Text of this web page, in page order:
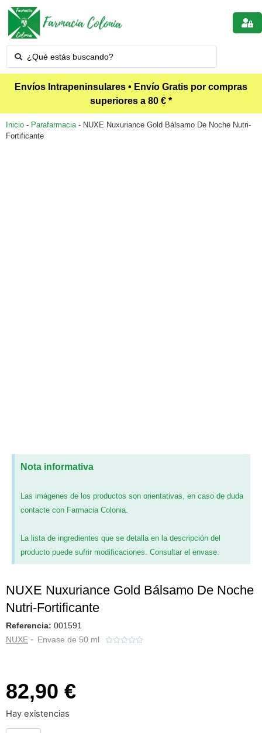
Envíos Intrapeninsulares • Envío Gratis por compras
superiores a 80 € *
Inicio - Parafarmacia- NUXE Nuxuriance Gold Bálsamo De Noche Nutri-
Fortificante
Nota informativa
Las imágenes de los productos son orientativas, en caso de duda
contacte con Farmacia Colonia.
La lista de ingredientes que se detalla en la descripción del
producto puede sufrir modificaciones. Consultar el envase.
NUXE Nuxuriance Gold Bálsamo De Noche
Nutri-Fortificante
Referencia: 001591
NUXE - Envase de 50 ml 
82,90 €
Hay existencias